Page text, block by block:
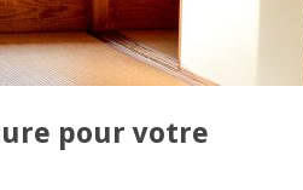
pour votre